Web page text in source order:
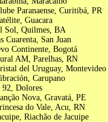
Paranaense, Curitibá, PR
Guacara
Sol, Quilmes, BA
Cuarenta, San Juan
Continente, Bogotá
AM, Parelhas, RN
del Uruguay, Montevideo
Carupano
92, Dolores
Nova, Gravatá, PE
do Vale, Acu, RN
Riachão de Jacuipe